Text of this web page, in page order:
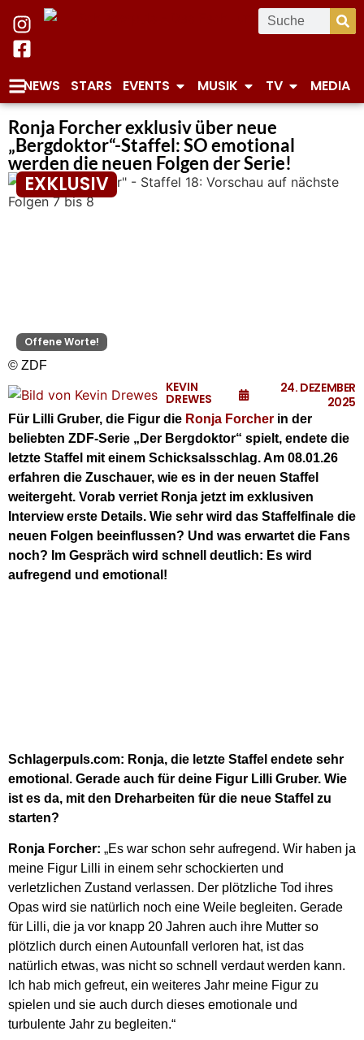
NEWS STARS EVENTS MUSIK TV MEDIA
Ronja Forcher exklusiv über neue
„Bergdoktor“-Staffel: SO emotional
werden die neuen Folgen der Serie!
EXKLUSIV
Offene Worte!
© ZDF
KEVIN
DREWES
24. DEZEMBER
2025
Für Lilli Gruber, die Figur die Ronja Forcher in der
beliebten ZDF-Serie „Der Bergdoktor“ spielt, endete die
letzte Staffel mit einem Schicksalsschlag. Am 08.01.26
erfahren die Zuschauer, wie es in der neuen Staffel
weitergeht. Vorab verriet Ronja jetzt im exklusiven
Interview erste Details. Wie sehr wird das Staffelfinale die
neuen Folgen beeinflussen? Und was erwartet die Fans
noch? Im Gespräch wird schnell deutlich: Es wird
aufregend und emotional!
Schlagerpuls.com: Ronja, die letzte Staffel endete sehr
emotional. Gerade auch für deine Figur Lilli Gruber. Wie
ist es da, mit den Dreharbeiten für die neue Staffel zu
starten?
Ronja Forcher: „Es war schon sehr aufregend. Wir haben ja
meine Figur Lilli in einem sehr schockierten und
verletzlichen Zustand verlassen. Der plötzliche Tod ihres
Opas wird sie natürlich noch eine Weile begleiten. Gerade
für Lilli, die ja vor knapp 20 Jahren auch ihre Mutter so
plötzlich durch einen Autounfall verloren hat, ist das
natürlich etwas, was nicht so schnell verdaut werden kann.
Ich hab mich gefreut, ein weiteres Jahr meine Figur zu
spielen und sie auch durch dieses emotionale und
turbulente Jahr zu begleiten.“